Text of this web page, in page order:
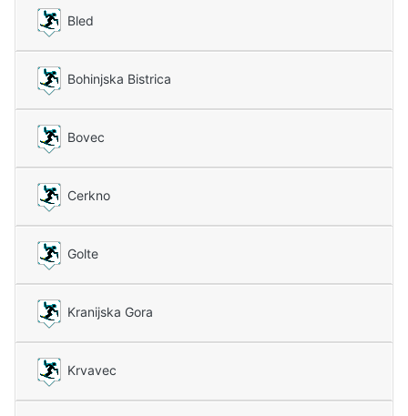
Bled
Bohinjska Bistrica
Bovec
Cerkno
Golte
Kranijska Gora
Krvavec